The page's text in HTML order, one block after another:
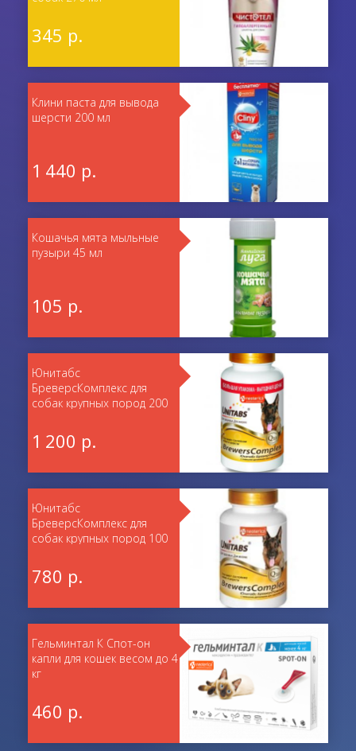
345 р.
Клини паста для вывода
шерсти 200 мл
1 440 р.
Кошачья мята мыльные
пузыри 45 мл
105 р.
Юнитабс
БреверсКомплекс для
собак крупных пород 200
1 200 р.
Юнитабс
БреверсКомплекс для
собак крупных пород 100
780 р.
Гельминтал К Спот-он
капли для кошек весом до 4
кг
460 р.